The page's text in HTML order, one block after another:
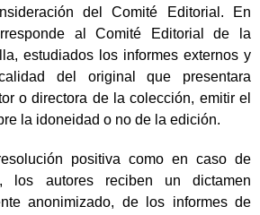
del Comité Editorial. En
al Comité Editorial de la
estudiados los informes externos y
del original que presentara
o directora de la colección, emitir el
la idoneidad o no de la edición.
positiva como en caso de
los autores reciben un dictamen
anonimizado, de los informes de